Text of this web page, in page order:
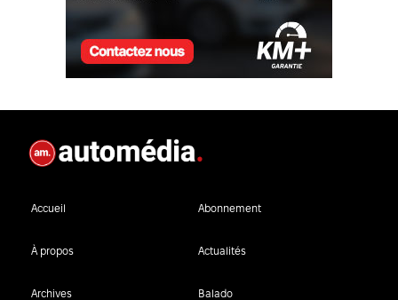
Accueil Abonnement
À propos Actualités
Archives Balado